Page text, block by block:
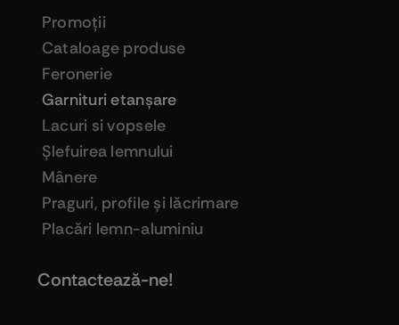
Promoţii
Cataloage produse
Feronerie
Garnituri etanşare
Lacuri si vopsele
Şlefuirea lemnului
Mânere
Praguri, profile şi lăcrimare
Placări lemn-aluminiu
Contactează-ne!